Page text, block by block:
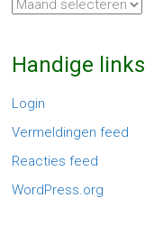
Archieven
Handige links
Login
Vermeldingen feed
Reacties feed
WordPress.org